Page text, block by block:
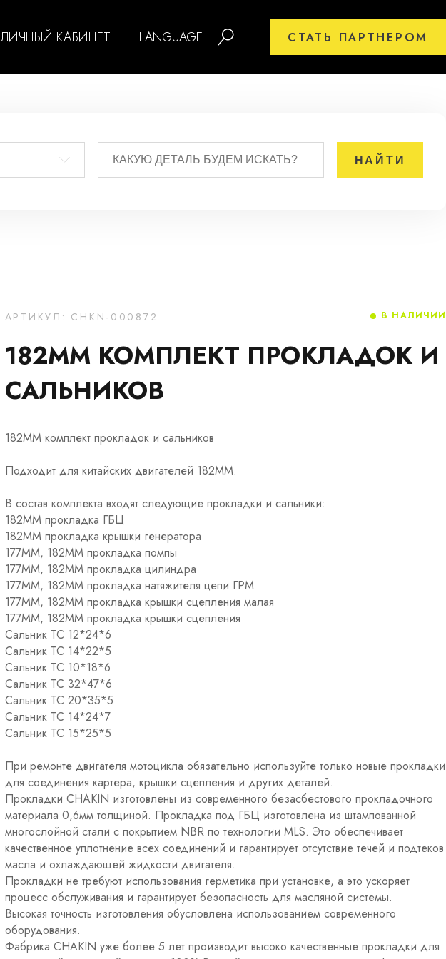
ЛИЧНЫЙ КАБИНЕТ LANGUAGE СТАТЬ ПАРТНЕРОМ
АРТИКУЛ: CHKN-000872
182MM КОМПЛЕКТ ПРОКЛАДОК И
САЛЬНИКОВ
182MM комплект прокладок и сальников
Подходит для китайских двигателей 182MM.
В состав комплекта входят следующие прокладки и сальники:
182MM прокладка ГБЦ
182MM прокладка крышки генератора
177MM, 182MM прокладка помпы
177MM, 182MM прокладка цилиндра
177MM, 182MM прокладка натяжителя цепи ГРМ
177MM, 182MM прокладка крышки сцепления малая
177MM, 182MM прокладка крышки сцепления
Сальник TC 12*24*6
Сальник TC 14*22*5
Сальник TC 10*18*6
Сальник TC 32*47*6
Сальник TC 20*35*5
Сальник TC 14*24*7
Сальник TC 15*25*5
При ремонте двигателя мотоцикла обязательно используйте только новые прокладки
для соединения картера, крышки сцепления и других деталей.
Прокладки CHAKIN изготовлены из современного безасбестового прокладочного
материала 0,6мм толщиной. Прокладка под ГБЦ изготовлена из штампованной
многослойной стали c покрытием NBR по технологии MLS. Это обеспечивает
качественное уплотнение всех соединений и гарантирует отсутствие течей и подтеков
масла и охлаждающей жидкости двигателя.
Прокладки не требуют использования герметика при установке, а это ускоряет
процесс обслуживания и гарантирует безопасность для масляной системы.
Высокая точность изготовления обусловлена использованием современного
оборудования.
Фабрика CHAKIN уже более 5 лет производит высоко качественные прокладки для
В НАЛИЧИИ